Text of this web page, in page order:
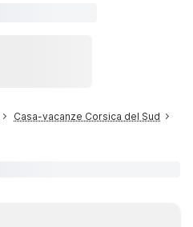
Casa-vacanze Corsica del Sud